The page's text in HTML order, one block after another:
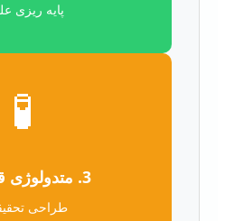
پایه ریزی
🧪
3. متدولوژی قدرتمند
طراحی